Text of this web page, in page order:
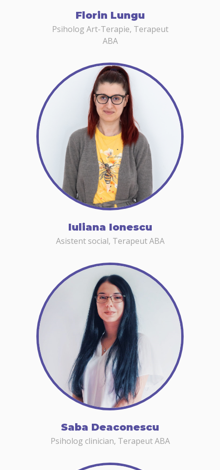
Florin Lungu
Psiholog Art-Terapie, Terapeut
ABA
Iuliana Ionescu
Asistent social, Terapeut ABA
Saba Deaconescu
Psiholog clinician, Terapeut ABA